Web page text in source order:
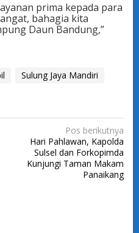
prima kepada para
bahagia kita
Daun Bandung,”
Sulung Jaya Mandiri
Pos berikutnya
Hari Pahlawan, Kapolda
Sulsel dan Forkopimda
Kunjungi Taman Makam
Panaikang